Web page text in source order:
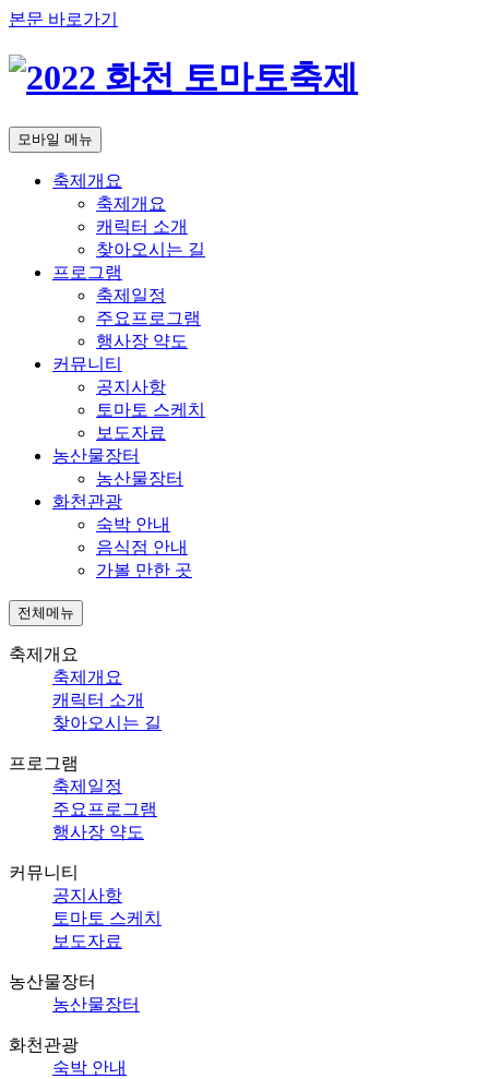
본문 바로가기
모바일 메뉴
축제개요
축제개요
캐릭터 소개
찾아오시는 길
프로그램
축제일정
주요프로그램
행사장 약도
커뮤니티
공지사항
토마토 스케치
보도자료
농산물장터
농산물장터
화천관광
숙박 안내
음식점 안내
가볼 만한 곳
전체메뉴
축제개요
축제개요
캐릭터 소개
찾아오시는 길
프로그램
축제일정
주요프로그램
행사장 약도
커뮤니티
공지사항
토마토 스케치
보도자료
농산물장터
농산물장터
화천관광
숙박 안내